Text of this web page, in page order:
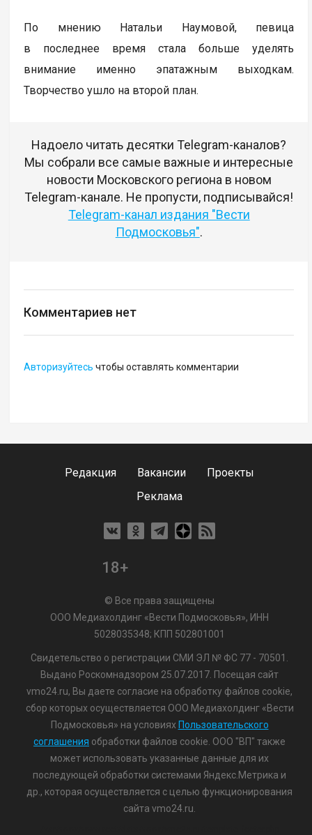
По мнению Натальи Наумовой, певица
в последнее время стала больше уделять
внимание именно эпатажным выходкам.
Творчество ушло на второй план.
Надоело читать десятки Telegram-каналов?
Мы собрали все самые важные и интересные
новости Московского региона в новом
Telegram-канале. Не пропусти, подписывайся!
Telegram-канал издания "Вести
Подмосковья".
Комментариев нет
Авторизуйтесь чтобы оставлять комментарии
Редакция Вакансии
Проекты
Реклама
18+
© Все права защищены
ООО Медиахолдинг «Вести Подмосковья», ИНН
5028035348; КПП 502801001
Свидетельство о регистрации СМИ ЭЛ № ФС 77 - 70501.
Выдано Роскомнадзором 25.07.2017. Посещая сайт
vmo24.ru, Вы даете согласие на обработку файлов cookie,
сбор которых осуществляется ООО Медиахолдинг «Вести
Подмосковья» на условиях Пользовательского
соглашения обработки файлов cookie. ООО "ВП" также
может использовать указанные данные для их
последующей обработки системами Яндекс.Метрика и
др., которая осуществляется с целью функционирования
сайта vmo24.ru.